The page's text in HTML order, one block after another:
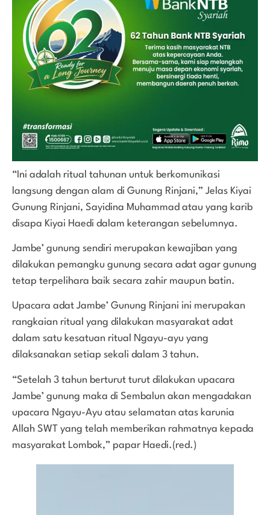
“Ini adalah ritual tahunan untuk berkomunikasi
langsung dengan alam di Gunung Rinjani,” Jelas Kiyai
Gunung Rinjani, Sayidina Muhammad atau yang karib
disapa Kiyai Haedi dalam keterangan sebelumnya.
Jambe’ gunung sendiri merupakan kewajiban yang
dilakukan pemangku gunung secara adat agar gunung
tetap terpelihara baik secara zahir maupun batin.
Upacara adat Jambe’ Gunung Rinjani ini merupakan
rangkaian ritual yang dilakukan masyarakat adat
dalam satu kesatuan ritual Ngayu-ayu yang
dilaksanakan setiap sekali dalam 3 tahun.
“Setelah 3 tahun berturut turut dilakukan upacara
Jambe’ gunung maka di Sembalun akan mengadakan
upacara Ngayu-Ayu atau selamatan atas karunia
Allah SWT yang telah memberikan rahmatnya kepada
masyarakat Lombok,” papar Haedi.(red.)